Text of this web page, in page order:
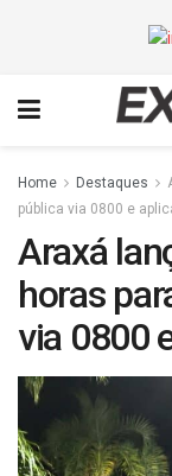
Home Destaques
pública via 0800 e
Araxá
horas
via 0800